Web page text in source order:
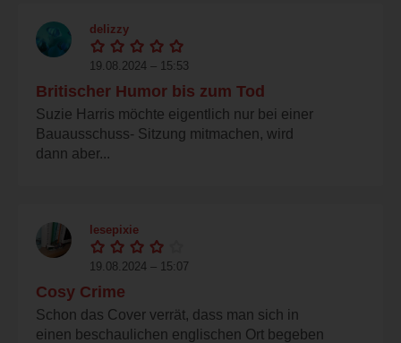
delizzy
19.08.2024 – 15:53
Britischer Humor bis zum Tod
Suzie Harris möchte eigentlich nur bei einer
Bauausschuss- Sitzung mitmachen, wird
dann aber...
lesepixie
19.08.2024 – 15:07
Cosy Crime
Schon das Cover verrät, dass man sich in
einen beschaulichen englischen Ort begeben